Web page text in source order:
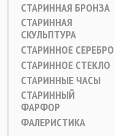
СТАРИННАЯ БРОНЗА
СТАРИННАЯ
СКУЛЬПТУРА
СТАРИННОЕ СЕРЕБРО
СТАРИННОЕ СТЕКЛО
СТАРИННЫЕ ЧАСЫ
СТАРИННЫЙ
ФАРФОР
ФАЛЕРИСТИКА